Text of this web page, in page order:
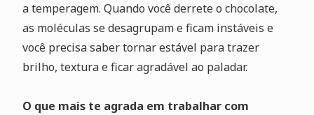
a temperagem. Quando você derrete o chocolate,
as moléculas se desagrupam e ficam instáveis e
você precisa saber tornar estável para trazer
brilho, textura e ficar agradável ao paladar.
O que mais te agrada em trabalhar com